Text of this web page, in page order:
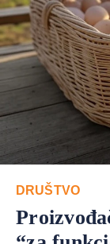
DRUŠTVO